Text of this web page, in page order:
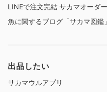
LINEで注文完結 サカマオーダー
魚に関するブログ「サカマ図鑑」
出品したい
サカマウルアプリ